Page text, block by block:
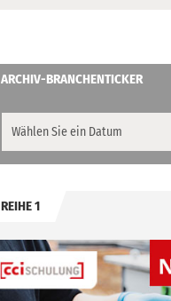
ARCHIV-BRANCHENTICKER
REIHE 1